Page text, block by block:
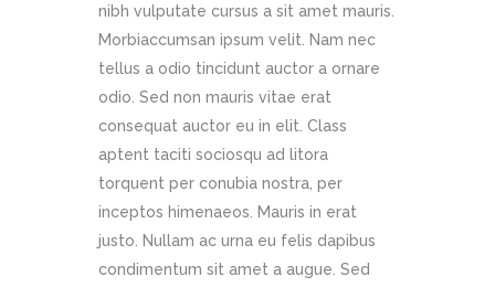
nibh vulputate cursus a sit amet mauris.
Morbiaccumsan ipsum velit. Nam nec
tellus a odio tincidunt auctor a ornare
odio. Sed non mauris vitae erat
consequat auctor eu in elit. Class
aptent taciti sociosqu ad litora
torquent per conubia nostra, per
inceptos himenaeos. Mauris in erat
justo. Nullam ac urna eu felis dapibus
condimentum sit amet a augue. Sed